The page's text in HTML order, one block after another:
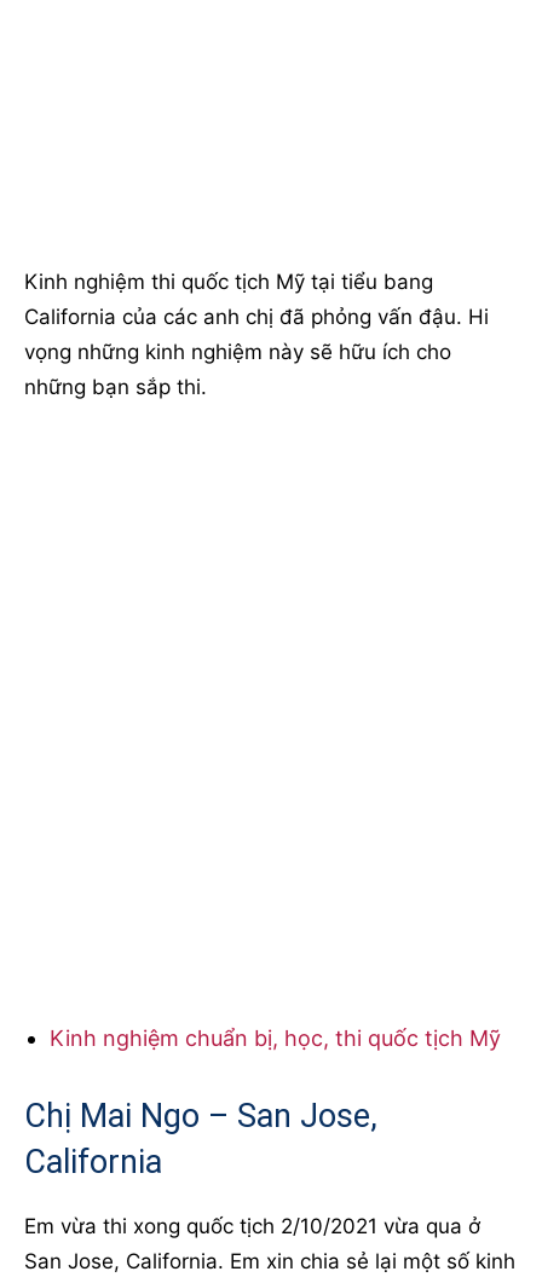
Kinh nghiệm thi quốc tịch Mỹ tại tiểu bang
California của các anh chị đã phỏng vấn đậu. Hi
vọng những kinh nghiệm này sẽ hữu ích cho
những bạn sắp thi.
Kinh nghiệm chuẩn bị, học, thi quốc tịch Mỹ
Chị Mai Ngo – San Jose,
California
Em vừa thi xong quốc tịch 2/10/2021 vừa qua ở
San Jose, California. Em xin chia sẻ lại một số kinh